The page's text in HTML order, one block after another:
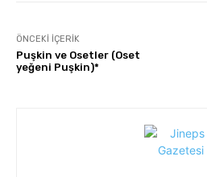
ÖNCEKI İÇERIK
Puşkin ve Osetler (Oset
yeğeni Puşkin)*